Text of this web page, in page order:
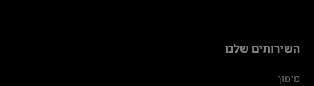
השירותים שלנו
מימון